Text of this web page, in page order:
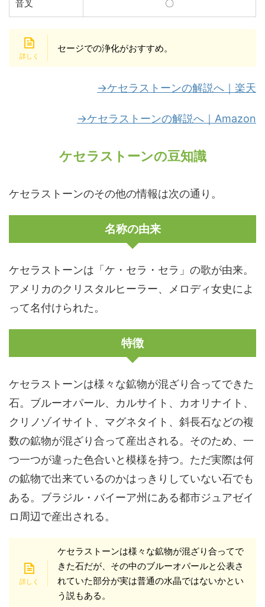
音叉 〇
セージでの浄化がおすすめ。
→ケセラストーンの解説へ｜楽天
→ケセラストーンの解説へ｜Amazon
ケセラストーンの豆知識
ケセラストーンのその他の情報は次の通り。
名称の由来
ケセラストーンは「ケ・セラ・セラ」の歌が由来。
アメリカのクリスタルヒーラー、メロディ女史によ
って名付けられた。
特徴
ケセラストーンは様々な鉱物が混ざり合ってできた
石。ブルーオパール、カルサイト、カオリナイト、
クリノゾイサイト、マグネタイト、斜長石などの複
数の鉱物が混ざり合って産出される。そのため、一
つ一つが違った色合いと模様を持つ。ただ実際は何
の鉱物で出来ているのかはっきりしていない石でも
ある。ブラジル・バイーア州にある都市ジュアゼイ
ロ周辺で産出される。
ケセラストーンは様々な鉱物が混ざり合ってで
きた石だが、その中のブルーオパールと公表さ
れていた部分が実は普通の水晶ではないかとい
う説もある。